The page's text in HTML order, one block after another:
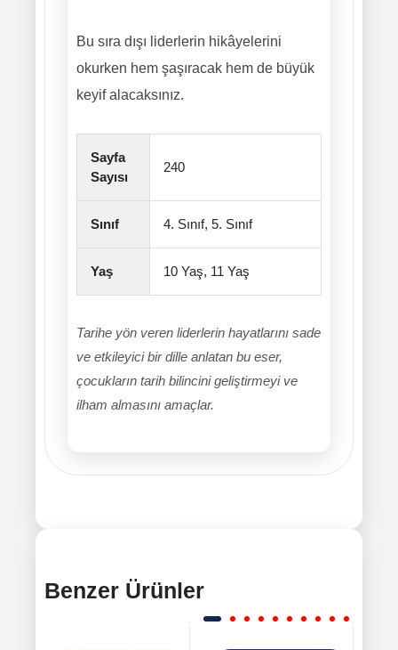
Bu sıra dışı liderlerin hikâyelerini
okurken hem şaşıracak hem de büyük
keyif alacaksınız.
Sayfa
Sayısı
240
Sınıf 4. Sınıf, 5. Sınıf
Yaş 10 Yaş, 11 Yaş
Tarihe yön veren liderlerin hayatlarını sade
ve etkileyici bir dille anlatan bu eser,
çocukların tarih bilincini geliştirmeyi ve
ilham almasını amaçlar.
Benzer Ürünler